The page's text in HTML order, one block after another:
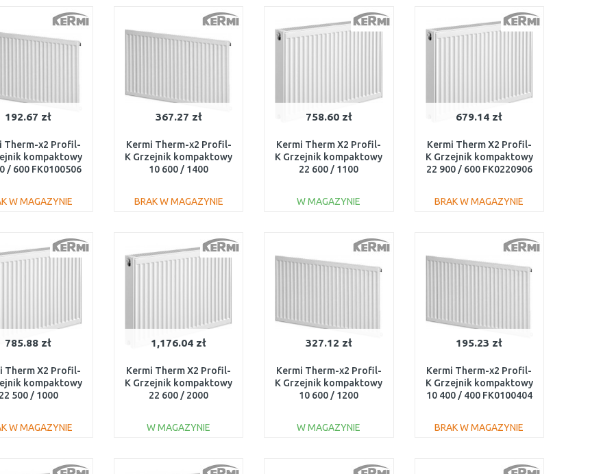
Do porównania Do porównania Do porównania Do porównania
192.67 zł
Therm-x2 Profil-
kompaktowy
/ 600 FK0100506
W MAGAZYNIE
Do porównania
367.27 zł
Kermi Therm-x2 Profil-
K Grzejnik kompaktowy
10 600 / 1400
BRAK W MAGAZYNIE
Do porównania
758.60 zł
Kermi Therm X2 Profil-
K Grzejnik kompaktowy
22 600 / 1100
W MAGAZYNIE
Do porównania
679.14 zł
Kermi Therm X2 Profil-
K Grzejnik kompaktowy
22 900 / 600 FK0220906
BRAK W MAGAZYNIE
Do porównania
785.88 zł
Therm X2 Profil-
kompaktowy
22 500 / 1000
W MAGAZYNIE
Do porównania
1,176.04 zł
Kermi Therm X2 Profil-
K Grzejnik kompaktowy
22 600 / 2000
W MAGAZYNIE
Do porównania
327.12 zł
Kermi Therm-x2 Profil-
K Grzejnik kompaktowy
10 600 / 1200
W MAGAZYNIE
Do porównania
195.23 zł
Kermi Therm-x2 Profil-
K Grzejnik kompaktowy
10 400 / 400 FK0100404
BRAK W MAGAZYNIE
Do porównania